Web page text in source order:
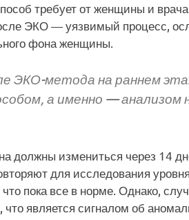
требует от женщины и
ЭКО — уязвимый процесс,
фона женщины.
ЭКО-метода на раннем
а именно — анализом
должны измениться через 14
для исследования
пока все в норме. Однако,
что является сигналом об